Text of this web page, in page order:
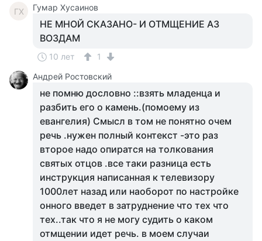
ГХ Гумар Хусаинов
НЕ МНОЙ СКАЗАНО- И ОТМЩЕНИЕ АЗ
ВОЗДАМ
10 лет
1
Андрей Ростовский
не помню дословно ::взять младенца и
разбить его о камень.(помоему из
евангелия) Смысл в том не понятно очем
речь .нужен полный контекст -это раз
второе надо опиратся на толкования
святых отцов .все таки разница есть
инструкция написанная к телевизору
1000лет назад или наоборот по настройке
онного введет в затруднение что тех что
тех..так что я не могу судить о каком
отмщении идет речь. в моем случаи